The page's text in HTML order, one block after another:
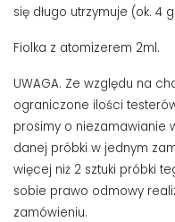
się długo utrzymuje (ok. 4
Fiolka z atomizerem 2ml.
UWAGA. Ze względu na
ograniczone ilości
prosimy o niezamawianie
danej próbki w jednym
więcej niż 2 sztuki próbki
sobie prawo odmowy
zamówieniu.